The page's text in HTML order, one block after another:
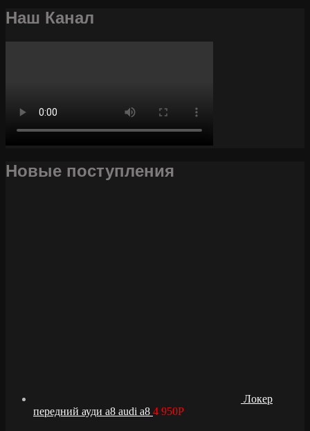
Наш Канал
Новые поступления
Локер
передний ауди а8 audi a8 4 950Р